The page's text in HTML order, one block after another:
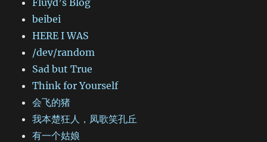
Fluyd’s Blog
beibei
HERE I WAS
/dev/random
Sad but True
Think for Yourself
会飞的猪
我本楚狂人，凤歌笑孔丘
有一个姑娘